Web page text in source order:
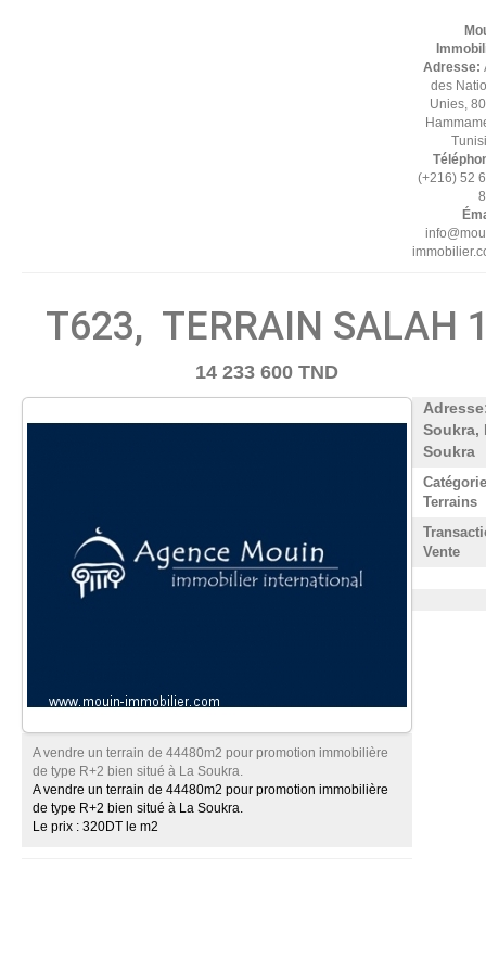
Adresse:
des
Unies,
(+216) 52
T623, TERRAIN SALAH
14 233 600 TND
A vendre un terrain de 44480m2 pour promotion immobilière
de type R+2 bien situé à La Soukra.
A vendre un terrain de 44480m2 pour promotion immobilière
de type R+2 bien situé à La Soukra.
Le prix : 320DT le m2
Soukra,
Soukra
Terrains
Vente